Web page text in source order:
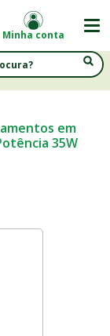
Minha conta
em
35W